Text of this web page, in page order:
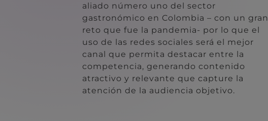
aliado número uno del sector
gastronómico en Colombia – con un gran
reto que fue la pandemia- por lo que el
uso de las redes sociales será el mejor
canal que permita destacar entre la
competencia, generando contenido
atractivo y relevante que capture la
atención de la audiencia objetivo.